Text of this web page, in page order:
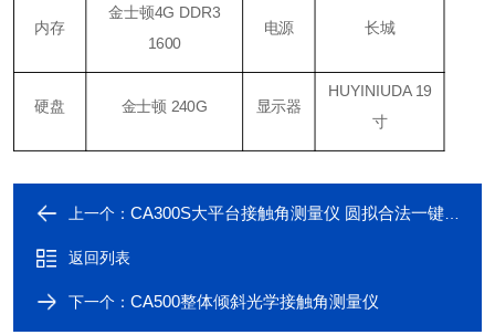
内存
金士顿4G DDR3
1600
电源 长城
硬盘 金士顿 240G 显示器
HUYINIUDA 19
寸
上一个： CA300S大平台接触角测量仪 圆拟合法一键测量
返回列表
下一个： CA500整体倾斜光学接触角测量仪